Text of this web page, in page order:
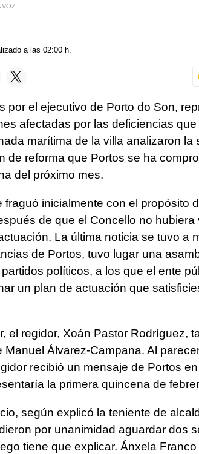
a las 02:00 h.
por el ejecutivo de Porto do Son,
afectadas por las deficiencias
marítima de la villa analizaron la
de reforma que Portos se ha
del próximo mes.
fraguó inicialmente con el propósito
de que el Concello no
La última noticia se tuvo a
de Portos, tuvo lugar una
políticos, a los que el ente
un plan de actuación que
el regidor, Xoán Pastor Rodríguez,
Manuel Álvarez-Campana. Al
recibió un mensaje de Portos
la primera quincena de
según explicó la teniente de
por unanimidad aguardar dos
tiene que explicar. Ánxela